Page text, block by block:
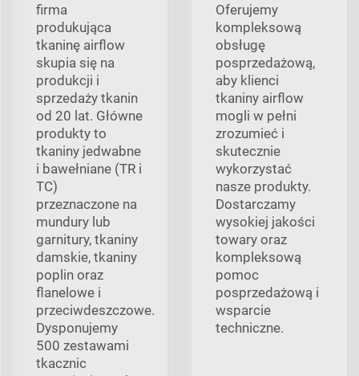
firma
produkująca
tkaninę airflow
skupia się na
produkcji i
sprzedaży tkanin
od 20 lat. Główne
produkty to
tkaniny jedwabne
i bawełniane (TR i
TC)
przeznaczone na
mundury lub
garnitury, tkaniny
damskie, tkaniny
poplin oraz
flanelowe i
przeciwdeszczowe.
Dysponujemy
500 zestawami
tkacznic
Oferujemy
kompleksową
obsługę
posprzedażową,
aby klienci
tkaniny airflow
mogli w pełni
zrozumieć i
skutecznie
wykorzystać
nasze produkty.
Dostarczamy
wysokiej jakości
towary oraz
kompleksową
pomoc
posprzedażową i
wsparcie
techniczne.